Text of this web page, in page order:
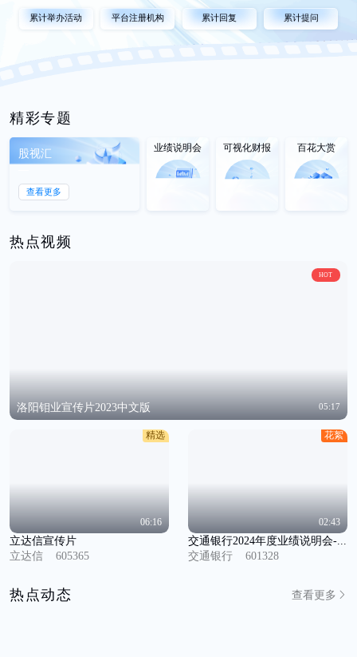
累计举办活动 平台注册机构 累计回复 累计提问
精彩专题
股视汇
查看更多
业绩说明会 可视化财报 百花大赏
热点视频
HOT
洛阳钼业宣传片2023中文版 05:17
06:16
精选
立达信宣传片
立达信
605365
02:43
花絮
交通银行2024年度业绩说明会-精彩花絮
交通银行
601328
热点动态 查看更多